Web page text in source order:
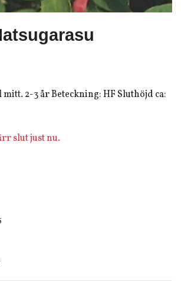
2-3 år Beteckning: HF Sluthöjd ca:
slut just nu.